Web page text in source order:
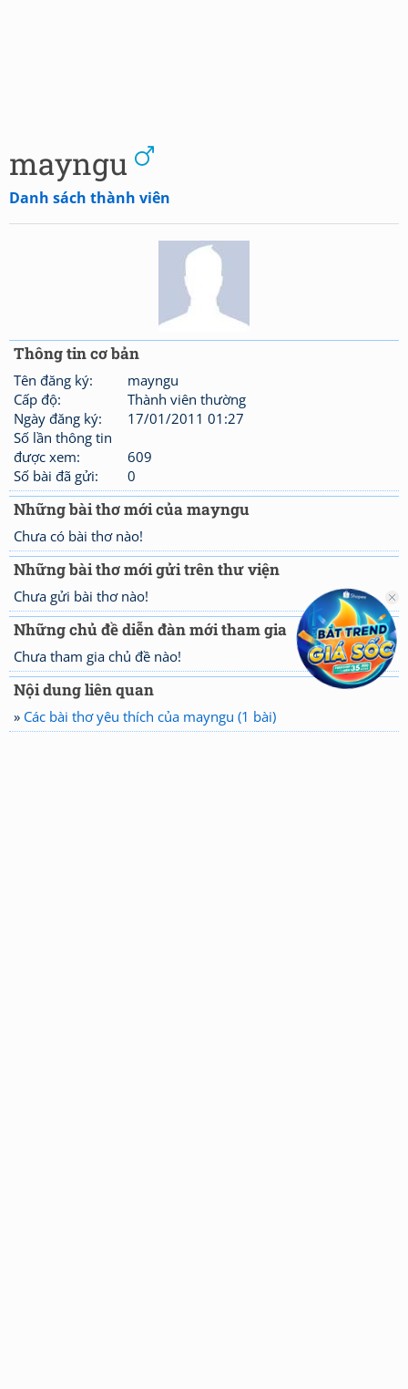
mayngu
Danh sách thành viên
Thông tin cơ bản
Tên đăng ký:
mayngu
Cấp độ:
Thành viên thường
Ngày đăng ký:
17/01/2011 01:27
Số lần thông tin
được xem:
609
Số bài đã gửi:
0
Những bài thơ mới của mayngu
Chưa có bài thơ nào!
Những bài thơ mới gửi trên thư viện
Chưa gửi bài thơ nào!
Những chủ đề diễn đàn mới tham gia
Chưa tham gia chủ đề nào!
Nội dung liên quan
» Các bài thơ yêu thích của mayngu (1 bài)